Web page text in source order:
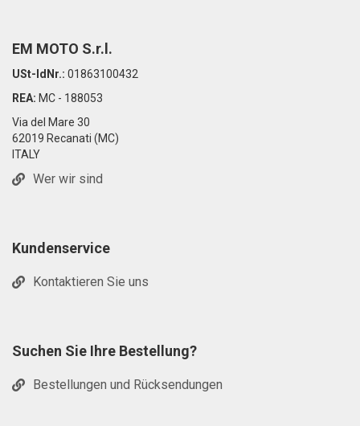
EM MOTO S.r.l.
USt-IdNr.: 01863100432
REA: MC - 188053
Via del Mare 30
62019 Recanati (MC)
ITALY
Wer wir sind
Kundenservice
Kontaktieren Sie uns
Suchen Sie Ihre Bestellung?
Bestellungen und Rücksendungen